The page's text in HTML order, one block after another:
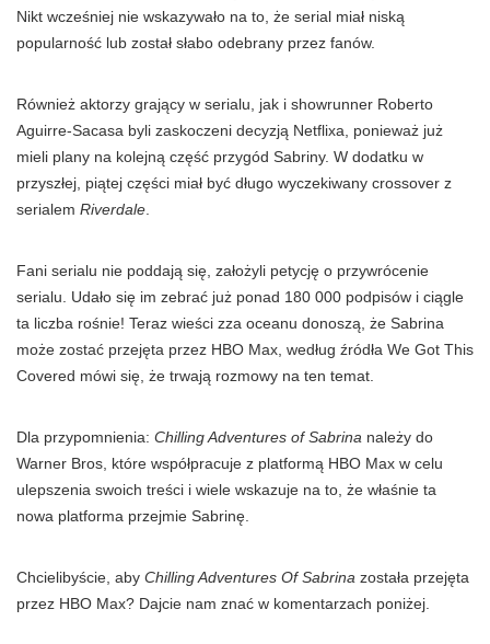
Nikt wcześniej nie wskazywało na to, że serial miał niską
popularność lub został słabo odebrany przez fanów.
Również aktorzy grający w serialu, jak i showrunner Roberto
Aguirre-Sacasa byli zaskoczeni decyzją Netflixa, ponieważ już
mieli plany na kolejną część przygód Sabriny. W dodatku w
przyszłej, piątej części miał być długo wyczekiwany crossover z
serialem Riverdale
Fani serialu nie poddają się, założyli petycję o przywrócenie
serialu. Udało się im zebrać już ponad 180 000 podpisów i ciągle
ta liczba rośnie! Teraz wieści zza oceanu donoszą, że Sabrina
może zostać przejęta przez HBO Max, według źródła We Got This
Covered mówi się, że trwają rozmowy na ten temat.
Dla przypomnienia: Chilling Adventures of Sabrina należy do
Warner Bros, które współpracuje z platformą HBO Max w celu
ulepszenia swoich treści i wiele wskazuje na to, że właśnie ta
nowa platforma przejmie Sabrinę.
Chcielibyście, aby Chilling Adventures Of Sabrina została przejęta
przez HBO Max? Dajcie nam znać w komentarzach poniżej.